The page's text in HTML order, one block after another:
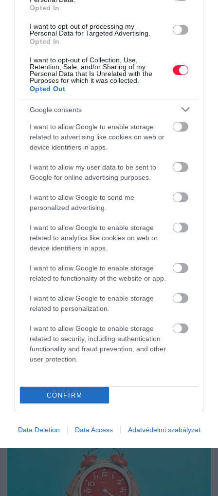
Opted In
I want to opt-out of processing my
Personal Data for Targeted Advertising.
Opted In
I want to opt-out of Collection, Use,
Retention, Sale, and/or Sharing of my
Personal Data that Is Unrelated with the
Purposes for which it was collected.
Opted Out
Google consents
I want to allow Google to enable storage
related to advertising like cookies on web or
device identifiers in apps.
I want to allow my user data to be sent to
Google for online advertising purposes.
I want to allow Google to send me
personalized advertising.
I want to allow Google to enable storage
related to analytics like cookies on web or
device identifiers in apps.
I want to allow Google to enable storage
related to functionality of the website or app.
I want to allow Google to enable storage
related to personalization.
I want to allow Google to enable storage
related to security, including authentication
functionality and fraud prevention, and other
user protection.
CONFIRM
Data Deletion Data Access Adatvédelmi szabályzat
ISKOLA
Szorít az idő: több száz hirdetésben keresnek
tanítókat az iskolák
riasztóak a statisztikák: csak tanítóból 574 álláshely áll üresen,
miközben a teljes rendszerszintű pedagógushiány már több ezer…